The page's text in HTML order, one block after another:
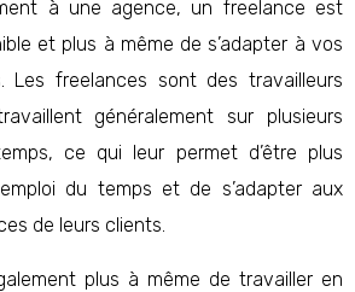
à une agence, un freelance est
et plus à même de s’adapter à vos
Les freelances sont des travailleurs
généralement sur plusieurs
ce qui leur permet d’être plus
du temps et de s’adapter aux
de leurs clients.
plus à même de travailler en